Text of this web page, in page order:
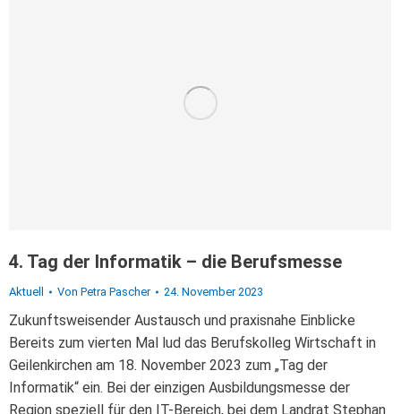
4. Tag der Informatik – die Berufsmesse
Aktuell Von Petra Pascher 24. November 2023
Zukunftsweisender Austausch und praxisnahe Einblicke
Bereits zum vierten Mal lud das Berufskolleg Wirtschaft in
Geilenkirchen am 18. November 2023 zum „Tag der
Informatik“ ein. Bei der einzigen Ausbildungsmesse der
Region speziell für den IT-Bereich, bei dem Landrat Stephan